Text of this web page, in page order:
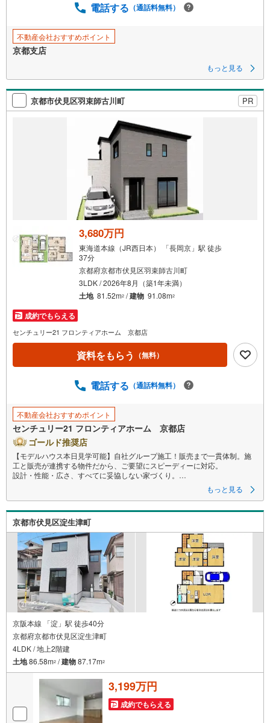
電話する （通話料無料）
不動産会社おすすめポイント
京都支店
もっと見る
京都市伏見区羽束師古川町 PR
3,680万円
東海道本線（JR西日本） 「長岡京」駅 徒歩
37分
京都府京都市伏見区羽束師古川町
3LDK / 2026年8月（築1年未満）
土地 81.52m2 /建物 91.08m2
成約でもらえる
センチュリー21 フロンティアホーム 京都店
資料をもらう （無料）
電話する （通話料無料）
不動産会社おすすめポイント
センチュリー21 フロンティアホーム 京都店
ゴールド推奨店
【モデルハウス本日見学可能】自社グループ施工！販売まで一貫体制。施
工と販売が連携する物件だから、ご要望にスピーディーに対応。
設計・性能・広さ、すべてに妥協しない家づくり。
～自社ブランド物件:建売価格で「理想」を諦めない住まい～
■なぜ建売価格で「理想」が叶うのか？
施工から販売までグループ内で完結させることで中間コストを徹底カッ
ト。その分を「広さ」と「性能」に還元しました。
■「お金の理想」も諦めない。専属FPによる無料相談
・家計の「見える化」で安心を
教育費や老後資金など将来の出費を数値化。一生涯の家計シミュレーショ
ンを作成します。
・プロならではのアドバイス
「最適な銀行は？」「今の年収で大丈夫？」といった疑問から住宅ローン
の最大活用まで、家計を守る具体的なプランをご提案。
「自分らしい家」と「安心できる将来」。
どちらもフロンティアで叶えませんか？
当日の現地見学・FP相談も受付中です！
もっと見る
京都市伏見区淀生津町
京阪本線 「淀」駅 徒歩40分
京都府京都市伏見区淀生津町
4LDK / 地上2階建
土地86.58m2 /建物87.17m2
3,199万円
成約でもらえる